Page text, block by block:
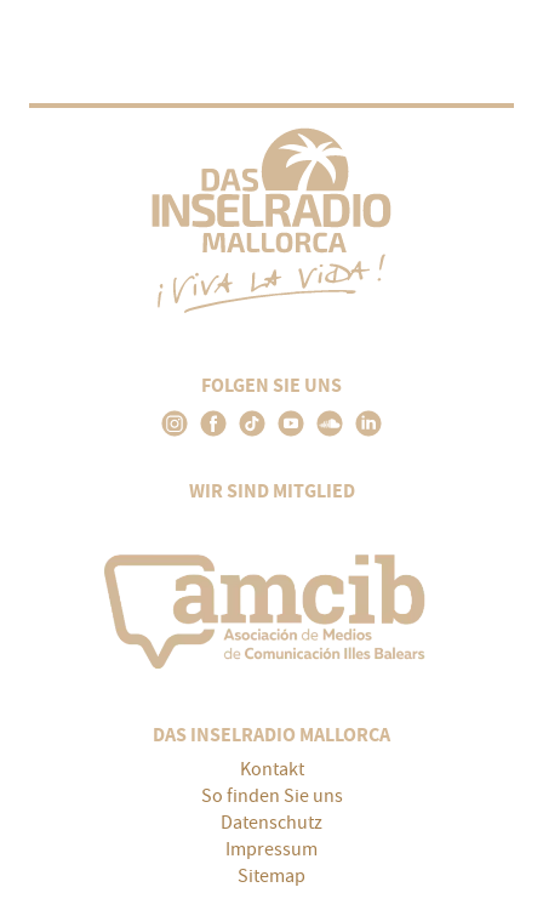
FOLGEN SIE UNS
WIR SIND MITGLIED
DAS INSELRADIO MALLORCA
Kontakt
So finden Sie uns
Datenschutz
Impressum
Sitemap